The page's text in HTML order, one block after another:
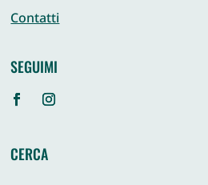
Contatti
SEGUIMI
CERCA